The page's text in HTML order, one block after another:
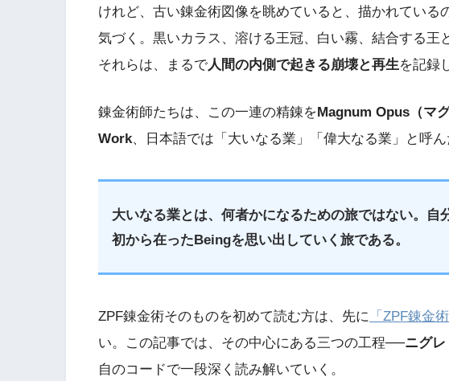
けれど、古い錬金術図像を眺めていると、描かれている
気づく。黒いカラス、溶ける王冠、白い霧、結合する王
それらは、まるで人間の内側で起きる崩壊と再生を記録
錬金術師たちは、この一連の精錬をMagnum Opus（マ
Work、日本語では「大いなる業」「偉大なる業」と呼ん
大いなる業とは、何者かになるための旅ではない。自
初から在ったBeingを思い出していく旅である。
ZPF錬金術そのものを初めて読む方は、先に 「ZPF錬金
い。この記事では、その中心にある三つの工程──ニグレ
自のコードで一段深く読み解いていく。